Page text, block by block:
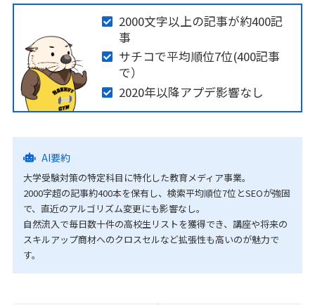
2000文字以上の記事が約400記
事
サチコで平均順位7位(400記事
で）
2020年以降アプデ影響なし
AI要約
大学受験対策の特定科目に特化した教育メディア事業。
2000字超の記事約400本を保有し、検索平均順位7位とSEOが強固
で、直近のアルゴリズム変更にも影響なし。
自然流入で毎日数十件の高校生リストを獲得でき、講座や将来の
スキルアップ商材へのクロスセルなど拡張性も高いのが魅力で
す。